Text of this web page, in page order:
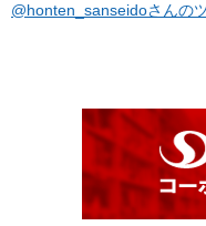
@honten_sanseidoさんの